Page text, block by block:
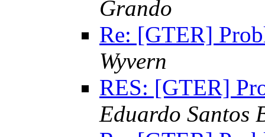
Grando
Re: [GTER]
Wyvern
RES: [GTER]
Eduardo Santos